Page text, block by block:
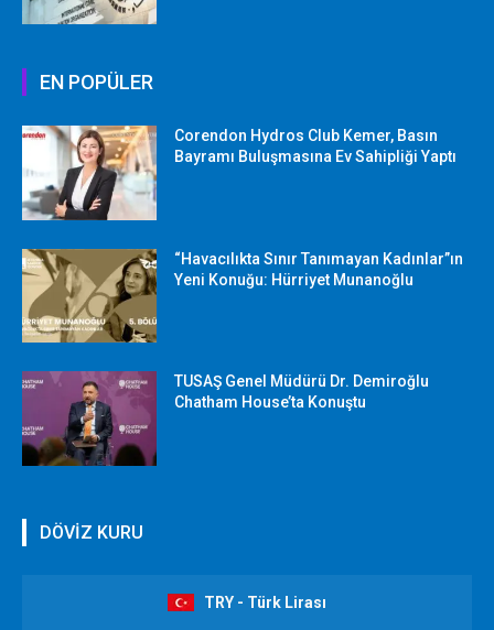
EN POPÜLER
Corendon Hydros Club Kemer, Basın
Bayramı Buluşmasına Ev Sahipliği Yaptı
“Havacılıkta Sınır Tanımayan Kadınlar”ın
Yeni Konuğu: Hürriyet Munanoğlu
TUSAŞ Genel Müdürü Dr. Demiroğlu
Chatham House’ta Konuştu
DÖVİZ KURU
TRY - Türk Lirası